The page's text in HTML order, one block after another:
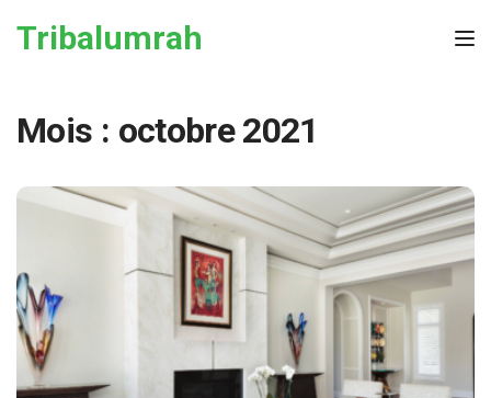
Tribalumrah
Mois : octobre 2021